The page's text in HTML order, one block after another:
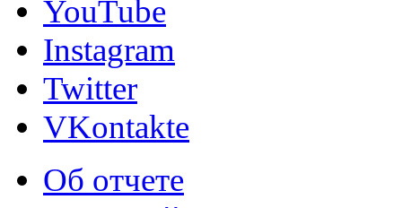
YouTube
Instagram
Twitter
VKontakte
Об отчете